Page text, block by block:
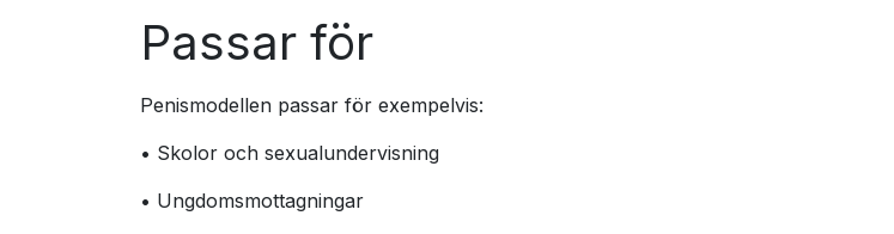
Passar för
Penismodellen passar för exempelvis:
• Skolor och sexualundervisning
• Ungdomsmottagningar